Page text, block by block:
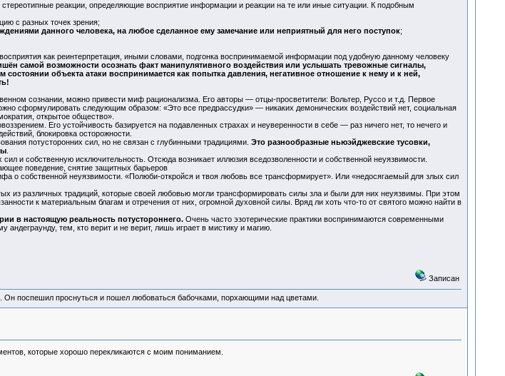
реакции, определяющие восприятие информации и реакции на те или иные ситуации. К подобным
с разных точек зрения;
данного человека, на любое сделанное ему замечание или неприятный для него поступок;
как реинтерпретация, иными словами, подгонка воспринимаемой информации под удобную данному человеку
самой возможности осознать факт манипулятивного воздействия или услышать тревожные сигналы,
объекта атаки воспринимается как попытка давления, негативное отношение к нему и к ней,
сознании, можно привести миф рационализма. Его авторы — отцы-просветители: Вольтер, Руссо и т.д. Первое
сформулировать следующим образом: «Это все предрассудки» — никаких демонических воздействий нет, социальная
открытое общество».
Его устойчивость базируется на подавленных страхах и неуверенности в себе — раз ничего нет, то нечего и
блокировка осторожности.
потусторонних сил, но не связан с глубинными традициями. Это разнообразные ньюэйджевские тусовки,
.
и собственную исключительность. Отсюда возникает иллюзия вседозволенности и собственной неуязвимости.
поведение, снятие защитных барьеров
о собственной неуязвимости. «Полюби-откройся и твоя любовь все трансформирует». Или «недосягаемый для злых сил
из различных традиций, которые своей любовью могли трансформировать силы зла и были для них неуязвимы. При этом
к материальным благам и отречения от них, огромной духовной силы. Вряд ли хоть что-то от святого можно найти в
в настоящую реальность потустороннего.Очень часто эзотерические практики воспринимаются современными
тем, кто верит и не верит, лишь играет в мистику и магию.
Записан
поспешил проснуться и пошел любоваться бабочками, порхающими над цветами.
которые хорошо перекликаются с моим пониманием.